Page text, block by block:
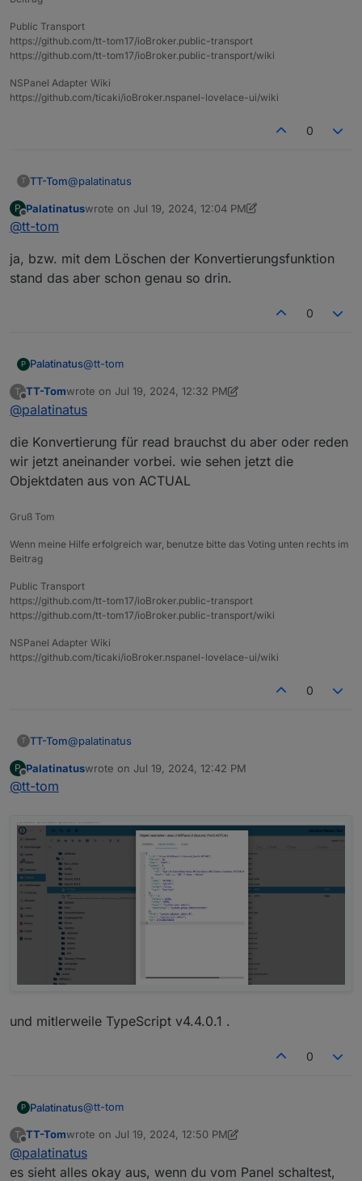
Public Transport
https://github.com/tt-tom17/ioBroker.public-transport
https://github.com/tt-tom17/ioBroker.public-transport/wiki
NSPanel Adapter Wiki
https://github.com/ticaki/ioBroker.nspanel-lovelace-ui/wiki
0
T TT-Tom@palatinatus
Nein. Hast du die Objektdaten mal angepasst wie ich
P
Offline
Palatinatuswrote on Jul 19, 2024, 12:04 PM
last edited by PalatinatusJul 19, 2024, 2:04 PM
@tt-tom
ja, bzw. mit dem Löschen der Konvertierungsfunktion
stand das aber schon genau so drin.
0
P Palatinatus@tt-tom
ja, bzw. mit dem Löschen der
Konvertierungsfunktion stand das aber schon
T
Offline
TT-Tomwrote on Jul 19, 2024, 12:32 PM
last edited by TT-TomJul 19, 2024, 2:32 PM
@palatinatus
die Konvertierung für read brauchst du aber oder reden
wir jetzt aneinander vorbei. wie sehen jetzt die
Objektdaten aus von ACTUAL
Gruß Tom
Wenn meine Hilfe erfolgreich war, benutze bitte das Voting unten rechts im
Beitrag
Public Transport
https://github.com/tt-tom17/ioBroker.public-transport
https://github.com/tt-tom17/ioBroker.public-transport/wiki
NSPanel Adapter Wiki
https://github.com/ticaki/ioBroker.nspanel-lovelace-ui/wiki
0
T TT-Tom@palatinatus
die Konvertierung für read brauchst du aber oder
P
Offline
Palatinatuswrote on Jul 19, 2024, 12:42 PM
last edited by
@tt-tom
und mitlerweile TypeScript v4.4.0.1 .
0
P Palatinatus@tt-tom
T
Offline
TT-Tomwrote on Jul 19, 2024, 12:50 PM
last edited by TT-TomJul 19, 2024, 2:50 PM
@palatinatus
es sieht alles okay aus, wenn du vom Panel schaltest,